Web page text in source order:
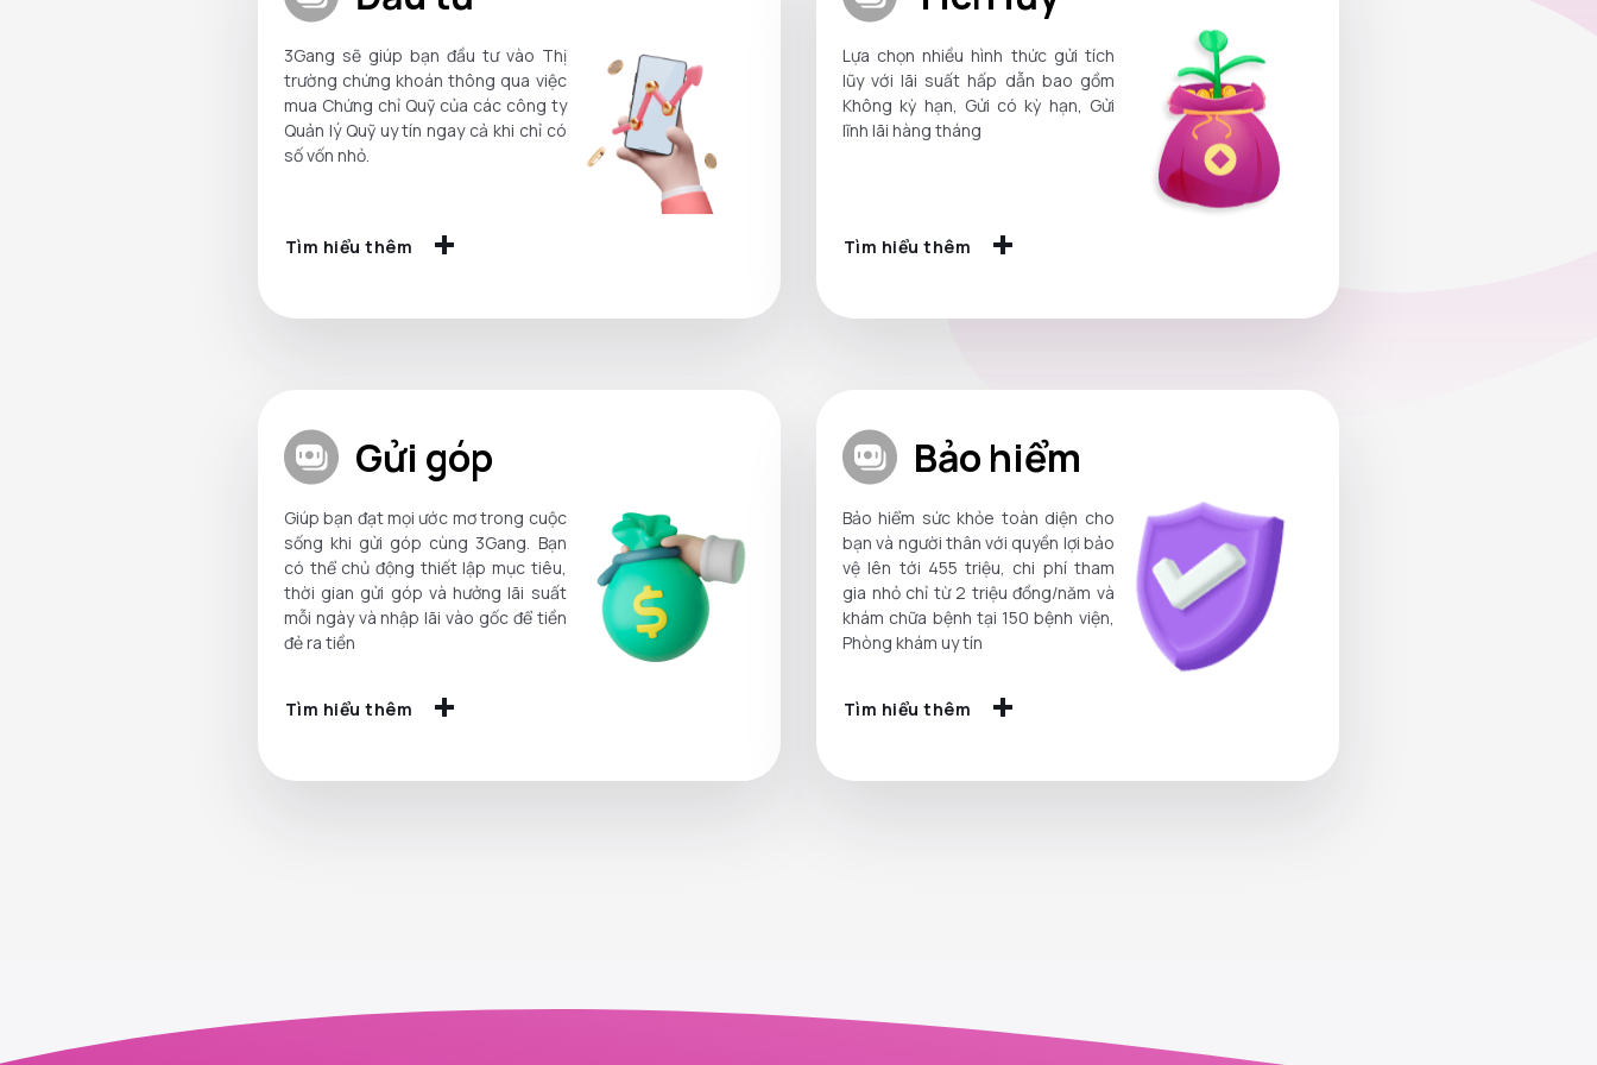
3Gang sẽ giúp bạn đầu tư vào Thị
trường chứng khoán thông qua việc
mua Chứng chỉ Quỹ của các công ty
Quản lý Quỹ uy tín ngay cả khi chỉ có
số vốn nhỏ.
Tìm hiểu thêm
Lựa chọn nhiều hình thức gửi tích
lũy với lãi suất hấp dẫn bao gồm
Không kỳ hạn, Gửi có kỳ hạn, Gửi
lĩnh lãi hàng tháng
Tìm hiểu thêm
Gửi góp
Giúp bạn đạt mọi ước mơ trong cuộc
sống khi gửi góp cùng 3Gang. Bạn
có thể chủ động thiết lập mục tiêu,
thời gian gửi góp và hưởng lãi suất
mỗi ngày và nhập lãi vào gốc để tiền
đẻ ra tiền
Tìm hiểu thêm
Bảo hiểm
Bảo hiểm sức khỏe toàn diện cho
bạn và người thân với quyền lợi bảo
vệ lên tới 455 triệu, chi phí tham
gia nhỏ chỉ từ 2 triệu đồng/năm và
khám chữa bệnh tại 150 bệnh viện,
Phòng khám uy tín
Tìm hiểu thêm